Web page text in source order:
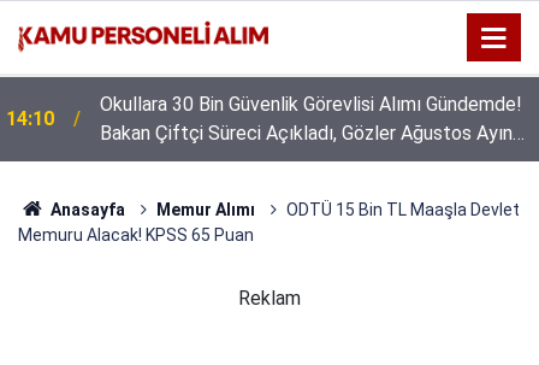
14:10
Okullara 30 Bin Güvenlik Görevlisi Alımı Gündemde!
Bakan Çiftçi Süreci Açıkladı, Gözler Ağustos Ayına
Çevrildi
Anasayfa Memur Alımı
ODTÜ 15 Bin TL Maaşla Devlet
Memuru Alacak! KPSS 65 Puan
Reklam